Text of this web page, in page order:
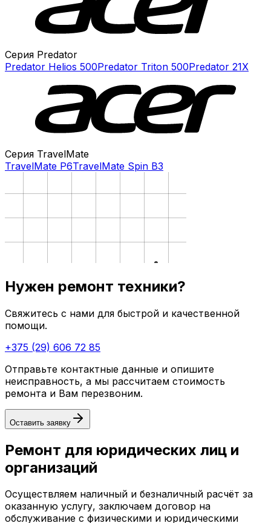
Серия Predator
Predator Helios 500Predator Triton 500Predator 21X
Серия TravelMate
TravelMate P6TravelMate Spin B3
Нужен ремонт техники?
Свяжитесь с нами для быстрой и качественной
помощи.
+375 (29) 606 72 85
Отправьте контактные данные и опишите
неисправность, а мы рассчитаем стоимость
ремонта и Вам перезвоним.
Оставить заявку
Ремонт для юридических лиц и
организаций
Осуществляем наличный и безналичный расчёт за
оказанную услугу, заключаем договор на
обслуживание с физическими и юридическими